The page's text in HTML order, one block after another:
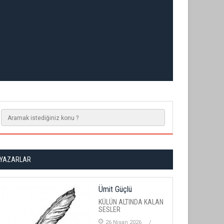
Ümit Güçlü
KÜLÜN ALTINDA KALAN
SESLER
26 Nisan 2026